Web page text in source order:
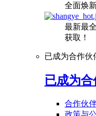
全面焕
最新最
获取！
已成为合作伙
已成为
合作伙
政策与